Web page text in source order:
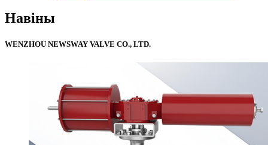
Навіны
WENZHOU NEWSWAY VALVE CO., LTD.